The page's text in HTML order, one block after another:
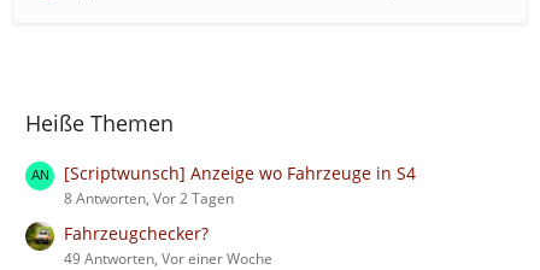
Heiße Themen
[Scriptwunsch] Anzeige wo Fahrzeuge in S4
8 Antworten, Vor 2 Tagen
Fahrzeugchecker?
49 Antworten, Vor einer Woche